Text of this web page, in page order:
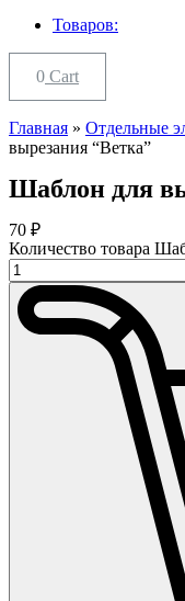
Товаров:
0 Cart
Главная » Отдельные
вырезания “Ветка”
Шаблон для
70 ₽
Количество товара